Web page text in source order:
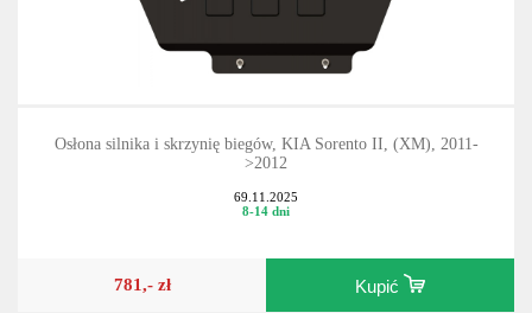
Osłona silnika i skrzynię biegów, KIA Sorento II, (XM), 2011-
>2012
69.11.2025
8-14 dni
781,- zł Kupić